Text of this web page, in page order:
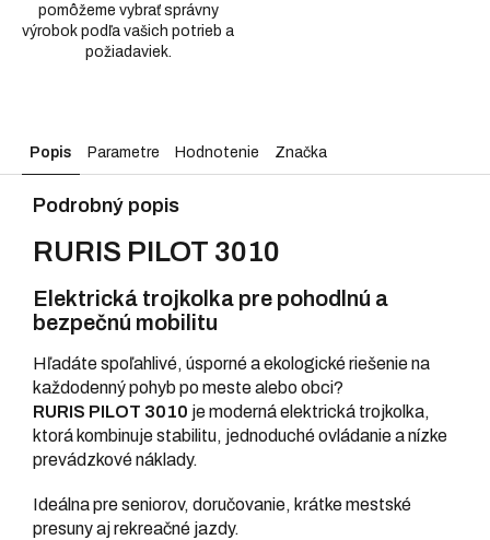
pomôžeme vybrať správny
výrobok podľa vašich potrieb a
požiadaviek.
Popis Parametre Hodnotenie Značka
Podrobný popis
RURIS PILOT 3010
Elektrická trojkolka pre pohodlnú a
bezpečnú mobilitu
Hľadáte spoľahlivé, úsporné a ekologické riešenie na
každodenný pohyb po meste alebo obci?
RURIS PILOT 3010 je moderná elektrická trojkolka,
ktorá kombinuje stabilitu, jednoduché ovládanie a nízke
prevádzkové náklady.
Ideálna pre seniorov, doručovanie, krátke mestské
presuny aj rekreačné jazdy.